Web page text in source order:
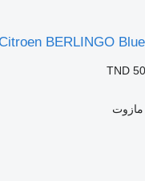
Citroen BERLINGO